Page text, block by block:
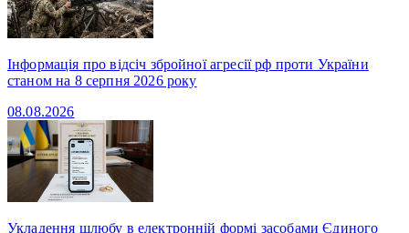
Інформація про відсіч збройної агресії рф проти України
станом на 8 серпня 2026 року
08.08.2026
Укладення шлюбу в електронній формі засобами Єдиного